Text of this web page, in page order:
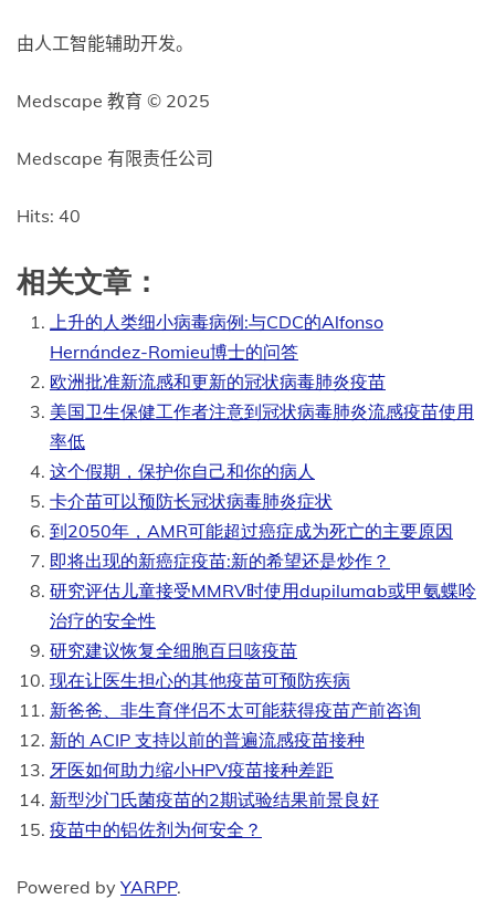
由人工智能辅助开发。
Medscape 教育 © 2025
Medscape 有限责任公司
Hits: 40
相关文章：
上升的人类细小病毒病例:与CDC的Alfonso
Hernández-Romieu博士的问答
欧洲批准新流感和更新的冠状病毒肺炎疫苗
美国卫生保健工作者注意到冠状病毒肺炎流感疫苗使用
率低
这个假期，保护你自己和你的病人
卡介苗可以预防长冠状病毒肺炎症状
到2050年，AMR可能超过癌症成为死亡的主要原因
即将出现的新癌症疫苗:新的希望还是炒作？
研究评估儿童接受MMRV时使用dupilumab或甲氨蝶呤
治疗的安全性
研究建议恢复全细胞百日咳疫苗
现在让医生担心的其他疫苗可预防疾病
新爸爸、非生育伴侣不太可能获得疫苗产前咨询
新的 ACIP 支持以前的普遍流感疫苗接种
牙医如何助力缩小HPV疫苗接种差距
新型沙门氏菌疫苗的2期试验结果前景良好
疫苗中的铝佐剂为何安全？
Powered by YARPP.